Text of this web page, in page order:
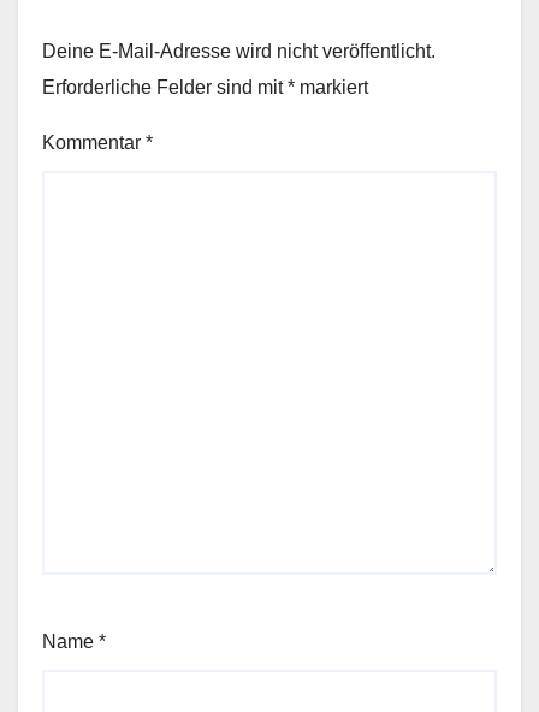
Deine E-Mail-Adresse wird nicht veröffentlicht.
Erforderliche Felder sind mit* markiert
Kommentar *
Name *